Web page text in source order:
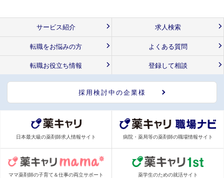
サービス紹介 求人検索
転職をお悩みの方 よくある質問
転職お役立ち情報 登録して相談
採用検討中の企業様
日本最大級の薬剤師求人情報サイト 病院・薬局等の薬剤師の職場情報サイト
ママ薬剤師の子育て＆仕事の両立サポート 薬学生のための就活サイト